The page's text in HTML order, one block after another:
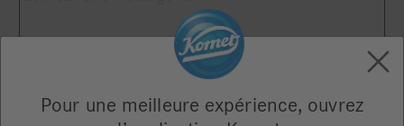
Pour une meilleure expérience, ouvrez